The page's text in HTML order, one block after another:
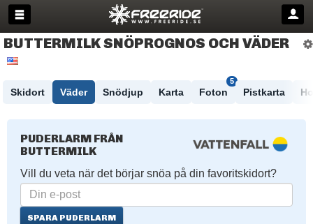
BUTTERMILK SNÖPROGNOS OCH VÄDER
Skidort Väder Snödjup Karta Foton
5
Pistkarta
PUDERLARM FRÅN
BUTTERMILK
Vill du veta när det börjar snöa på din favoritskidort?
SPARA PUDERLARM